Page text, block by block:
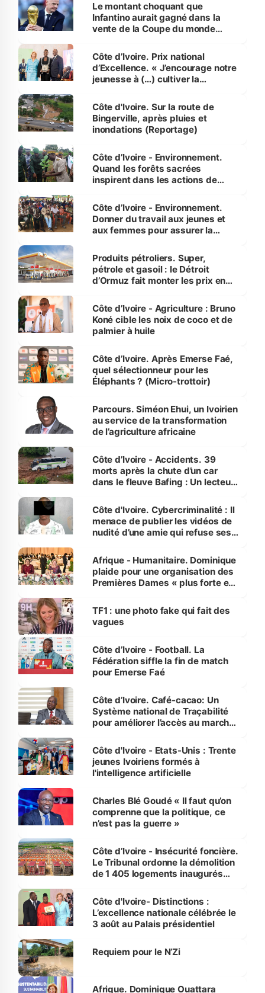
Le montant choquant que
Infantino aurait gagné dans la
vente de la Coupe du monde
Côte d’Ivoire. Prix national
d’Excellence. « J’encourage notre
jeunesse à (…) cultiver la
(Alassane Ouattara
Côte d'Ivoire. Sur la route de
Bingerville, après pluies et
inondations (Reportage)
Côte d’Ivoire - Environnement.
Quand les forêts sacrées
inspirent dans les actions de
Côte d’Ivoire - Environnement.
Donner du travail aux jeunes et
aux femmes pour assurer la
menacées
Produits pétroliers. Super,
pétrole et gasoil : le Détroit
d’Ormuz fait monter les prix en
Côte d’Ivoire - Agriculture : Bruno
Koné cible les noix de coco et de
palmier à huile
Côte d’Ivoire. Après Emerse Faé,
quel sélectionneur pour les
Éléphants ? (Micro-trottoir)
Parcours. Siméon Ehui, un Ivoirien
au service de la transformation
de l’agriculture africaine
Côte d’Ivoire - Accidents. 39
morts après la chute d’un car
dans le fleuve Bafing : Un lecteur
des Transports
Côte d'Ivoire. Cybercriminalité : Il
menace de publier les vidéos de
nudité d’une amie qui refuse ses
Afrique - Humanitaire. Dominique
plaide pour une organisation des
Premières Dames « plus forte et
sur la scène internationale »
TF1 : une photo fake qui fait des
vagues
Côte d’Ivoire - Football. La
Fédération siffle la fin de match
pour Emerse Faé
Côte d’Ivoire. Café-cacao: Un
Système national de Traçabilité
pour améliorer l’accès au marché
Côte d'Ivoire - Etats-Unis : Trente
jeunes Ivoiriens formés à
l'intelligence artificielle
Charles Blé Goudé « Il faut qu’on
comprenne que la politique, ce
n’est pas la guerre »
Côte d’Ivoire - Insécurité foncière.
Le Tribunal ordonne la démolition
de 1 405 logements inaugurés
Bassam
Côte d'Ivoire- Distinctions :
L’excellence nationale célébrée le
3 août au Palais présidentiel
Requiem pour le N’Zi
Afrique. Dominique Ouattara